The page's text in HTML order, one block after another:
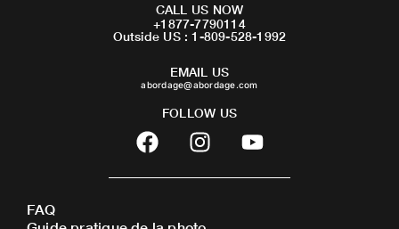
CALL US NOW
+1877-7790114
Outside US : 1-809-528-1992
EMAIL US
abordage@abordage.com
FOLLOW US
F
a
c
b
I
n
s
a
Y
o
u
FAQ